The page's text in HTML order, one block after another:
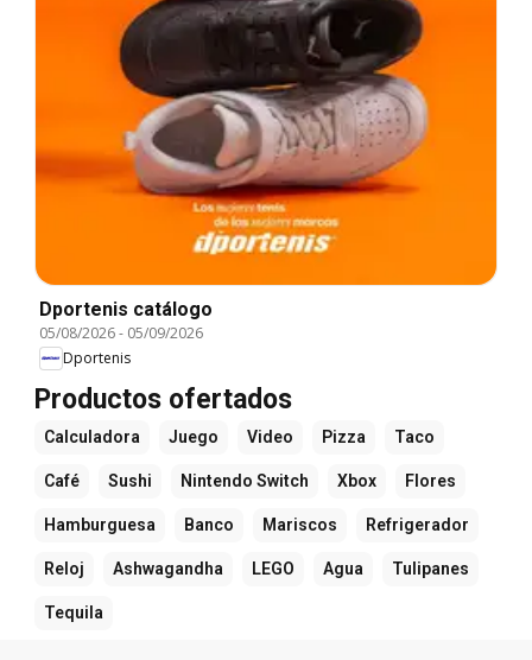
Dportenis catálogo
05/08/2026- 05/09/2026
Dportenis
Productos ofertados
Calculadora Juego Video Pizza Taco
Café Sushi Nintendo Switch Xbox Flores
Hamburguesa Banco Mariscos Refrigerador
Reloj Ashwagandha LEGO Agua Tulipanes
Tequila